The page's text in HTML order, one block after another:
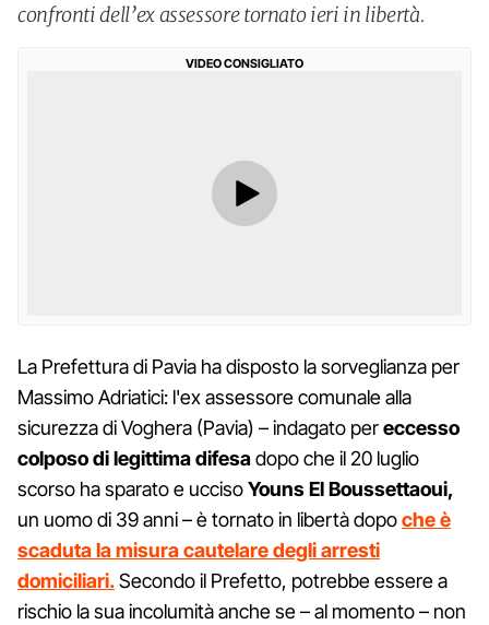
confronti dell’ex assessore tornato ieri in libertà.
VIDEO CONSIGLIATO
La Prefettura di Pavia ha disposto la sorveglianza per
Massimo Adriatici: l'ex assessore comunale alla
sicurezza di Voghera (Pavia) – indagato pereccesso
colposo di legittima difesadopo che il 20 luglio
scorso ha sparato e uccisoYouns El Boussettaoui,
un uomo di 39 anni – è tornato in libertà dopoche è
scaduta la misura cautelare degli arresti
domiciliari.Secondo il Prefetto, potrebbe essere a
rischio la sua incolumità anche se – al momento – non